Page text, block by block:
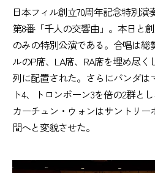
日本フィル創立70周年記念特別
第8番「千人の交響曲」。本日と
のみの特別公演である。合唱は総
ルのP席、LA席、RA席を埋め尽
列に配置された。さらにバンダは
ト4、トロンボーン3を倍の2群と
カーチュン・ウォンはサントリ
間へと変貌させた。